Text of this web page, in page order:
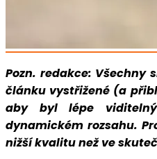
Pozn. redakce: Všechny
článku vystřižené (a
aby byl lépe
dynamickém rozsahu.
nižší kvalitu než ve